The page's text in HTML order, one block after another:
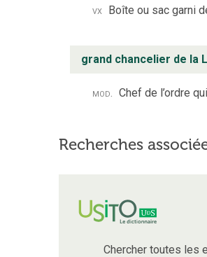
vx Boîte ou sac garni
grand chancelier de la
mod. Chef de l’ordre
Recherches
Chercher toutes les